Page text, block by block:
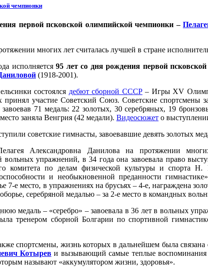
чемпионки
первой псковской олимпийской чемпионки –
многих лет считалась лучшей в стране
исполняется95 лет со дня рождения первой
(1918-2001).
состоялся дебют сборной СССР– Игры XV
принял участие Советский Союз. Советские спортсмены
завоевав 71 медаль: 22 золотых, 30 серебряных, 19
заняла Венгрия (42 медали). Видеосюжет о
советские гимнасты, завоевавшие девять золотых
Александровна Данилова на протяжении
вольных упражнений, в 34 года она завоевала право
комитета по делам физической культуры и спорта Н.
и необыкновенной преданности
7-е место, в упражнениях на брусьях – 4-е, награждена
серебряной медалью – за 2-е место в командных
медаль – «серебро» – завоевала в 36 лет в вольных
тренером сборной Болгарии по спортивной
спортсмены, жизнь которых в дальнейшем была
Котыреви вызывающий самые теплые воспоминания
называют «аккумулятором жизни, здоровья».